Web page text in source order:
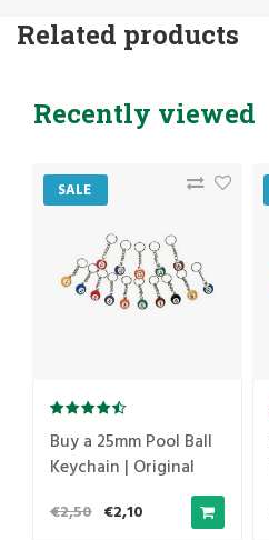
Related products
Recently viewed
SALE
Buy a 25mm Pool Ball
Keychain | Original
gift for pool lovers
€2,50 €2,10